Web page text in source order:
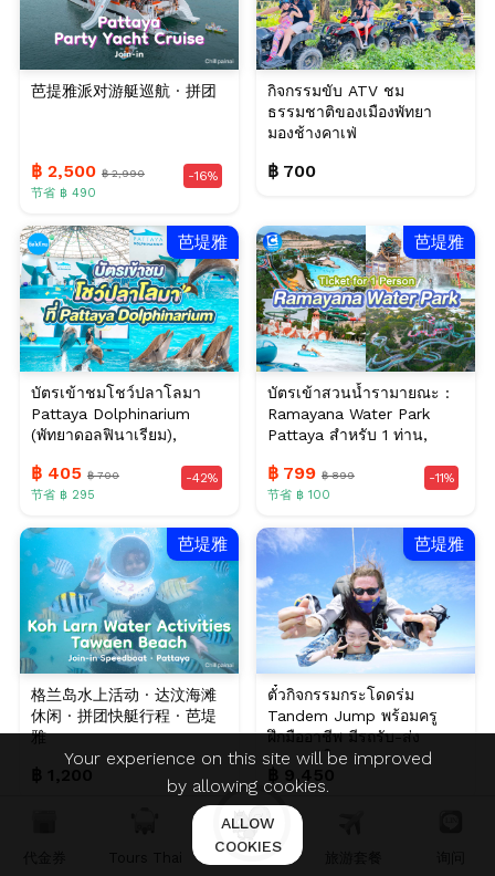
芭提雅派对游艇巡航 · 拼团
฿ 2,500 ฿ 2,990
节省 ฿ 490
-16%
กิจกรรมขับ ATV ชม
ธรรมชาติของเมืองพัทยา
มองช้างคาเฟ่
฿ 700
芭堤雅
บัตรเข้าชมโชว์ปลาโลมา
Pattaya Dolphinarium
(พัทยาดอลฟินาเรียม),
฿ 405 ฿ 700
节省 ฿ 295
-42%
芭堤雅
บัตรเข้าสวนน้ำรามายณะ :
Ramayana Water Park
Pattaya สำหรับ 1 ท่าน,
฿ 799 ฿ 899
节省 ฿ 100
-11%
芭堤雅
格兰岛水上活动 · 达汶海滩
休闲 · 拼团快艇行程 · 芭堤
雅
฿ 1,200
芭堤雅
ตั๋วกิจกรรมกระโดดร่ม
Tandem Jump พร้อมครู
ฝึกมืออาชีพ มีรถรับ-ส่ง
สำหรับผู้ใหญ่ 1 ท่า...
฿ 9,450
芭堤雅
Your experience on this site will be improved
by allowing cookies.
ALLOW
COOKIES